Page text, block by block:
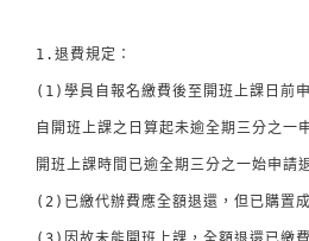
1.退費規定：
(1)學員自報名繳費後至開班上課日前
自開班上課之日算起未逾全期三分之一
開班上課時間已逾全期三分之一始申請
(2)已繳代辦費應全額退還，但已購置